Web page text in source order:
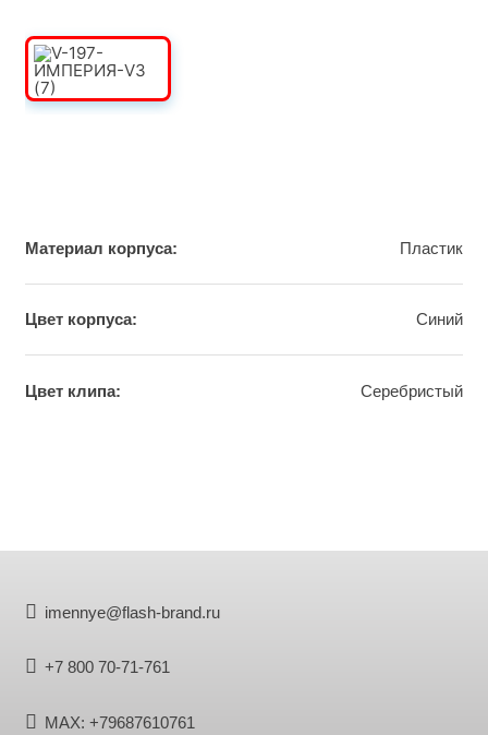
Материал корпуса: Пластик
Цвет корпуса: Синий
Цвет клипа: Сeребристый
imennye@flash-brand.ru
+7 800 70-71-761
MAX: +79687610761